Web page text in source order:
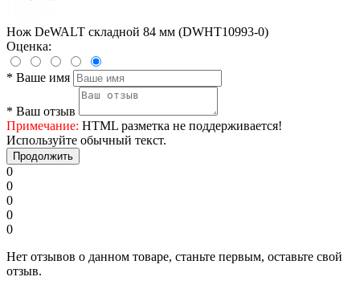
Нож DeWALT складной 84 мм (DWHT10993-0)
Оценка:
* Ваше имя
* Ваш отзыв
Примечание: HTML разметка не поддерживается!
Используйте обычный текст.
Продолжить
0
0
0
0
0
Нет отзывов о данном товаре, станьте первым, оставьте свой
отзыв.